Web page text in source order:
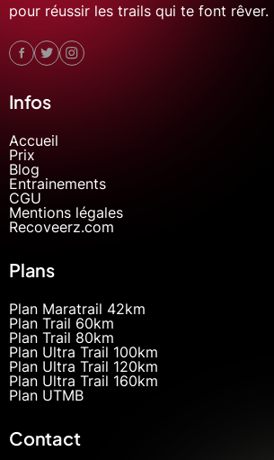
pour réussir les trails qui te font rêver.
Infos
Accueil
Prix
Blog
Entrainements
CGU
Mentions légales
Recoveerz.com
Plans
Plan Maratrail 42km
Plan Trail 60km
Plan Trail 80km
Plan Ultra Trail 100km
Plan Ultra Trail 120km
Plan Ultra Trail 160km
Plan UTMB
Contact